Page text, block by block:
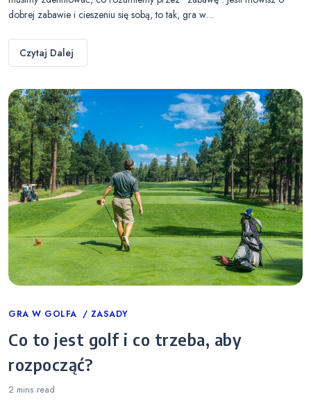
dobrej zabawie i cieszeniu się sobą, to tak, gra w…
Czytaj Dalej
Categories
GRA W GOLFA ZASADY
Co to jest golf i co trzeba, aby
rozpocząć?
2 mins read